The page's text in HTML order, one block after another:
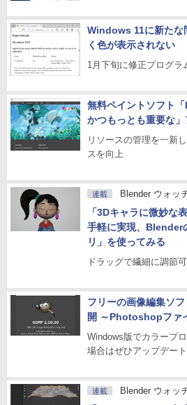
Windows 11に新たな
く色が表示されない
1月下旬に修正プログラ
無料ペイントソフト
かつもっとも重要な
リソースの管理を一新
スを向上
連載 Blender ウォッ
「3Dキャラに微妙な
手軽に実現、Blender
リ」を使ってみる
ドラッグで繊細に調節
フリーの画像編集ソ
開 ～Photoshopファ
Windows版でカラープ
場合はぜひアップデート
連載 Blender ウォッ